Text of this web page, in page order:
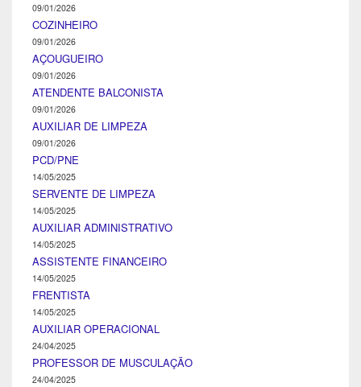
09/01/2026
COZINHEIRO
09/01/2026
AÇOUGUEIRO
09/01/2026
ATENDENTE BALCONISTA
09/01/2026
AUXILIAR DE LIMPEZA
09/01/2026
PCD/PNE
14/05/2025
SERVENTE DE LIMPEZA
14/05/2025
AUXILIAR ADMINISTRATIVO
14/05/2025
ASSISTENTE FINANCEIRO
14/05/2025
FRENTISTA
14/05/2025
AUXILIAR OPERACIONAL
24/04/2025
PROFESSOR DE MUSCULAÇÃO
24/04/2025